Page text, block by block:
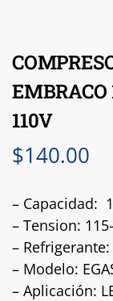
EMBRACO
110V
$140.00
– Capacidad:
– Tension:
– Refrigerante:
– Modelo:
– Aplicación: